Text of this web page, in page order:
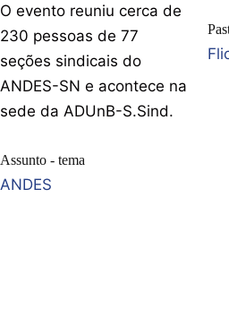
O evento reuniu cerca de
230 pessoas de 77
seções sindicais do
ANDES-SN e acontece na
sede da ADUnB-S.Sind.
Assunto - tema
ANDES